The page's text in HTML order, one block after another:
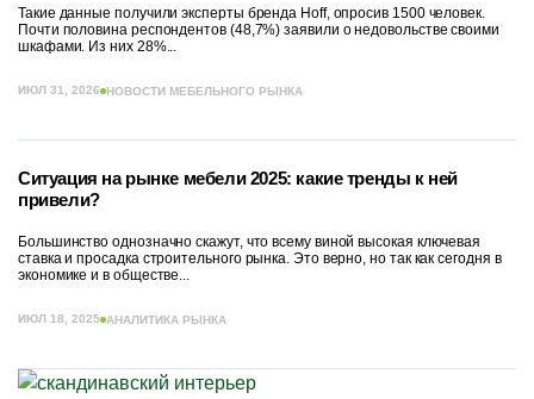
Такие данные получили эксперты бренда Hoff, опросив 1500 человек.
Почти половина респондентов (48,7%) заявили о недовольстве своими
шкафами. Из них 28%...
ИЮЛ 31, 2026 НОВОСТИ МЕБЕЛЬНОГО РЫНКА
Ситуация на рынке мебели 2025: какие тренды к ней
привели?
Большинство однозначно скажут, что всему виной высокая ключевая
ставка и просадка строительного рынка. Это верно, но так как сегодня в
экономике и в обществе...
ИЮЛ 18, 2025 АНАЛИТИКА РЫНКА